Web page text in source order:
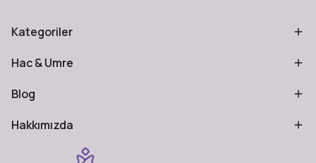
Kategoriler
Hac & Umre
Blog
Hakkımızda